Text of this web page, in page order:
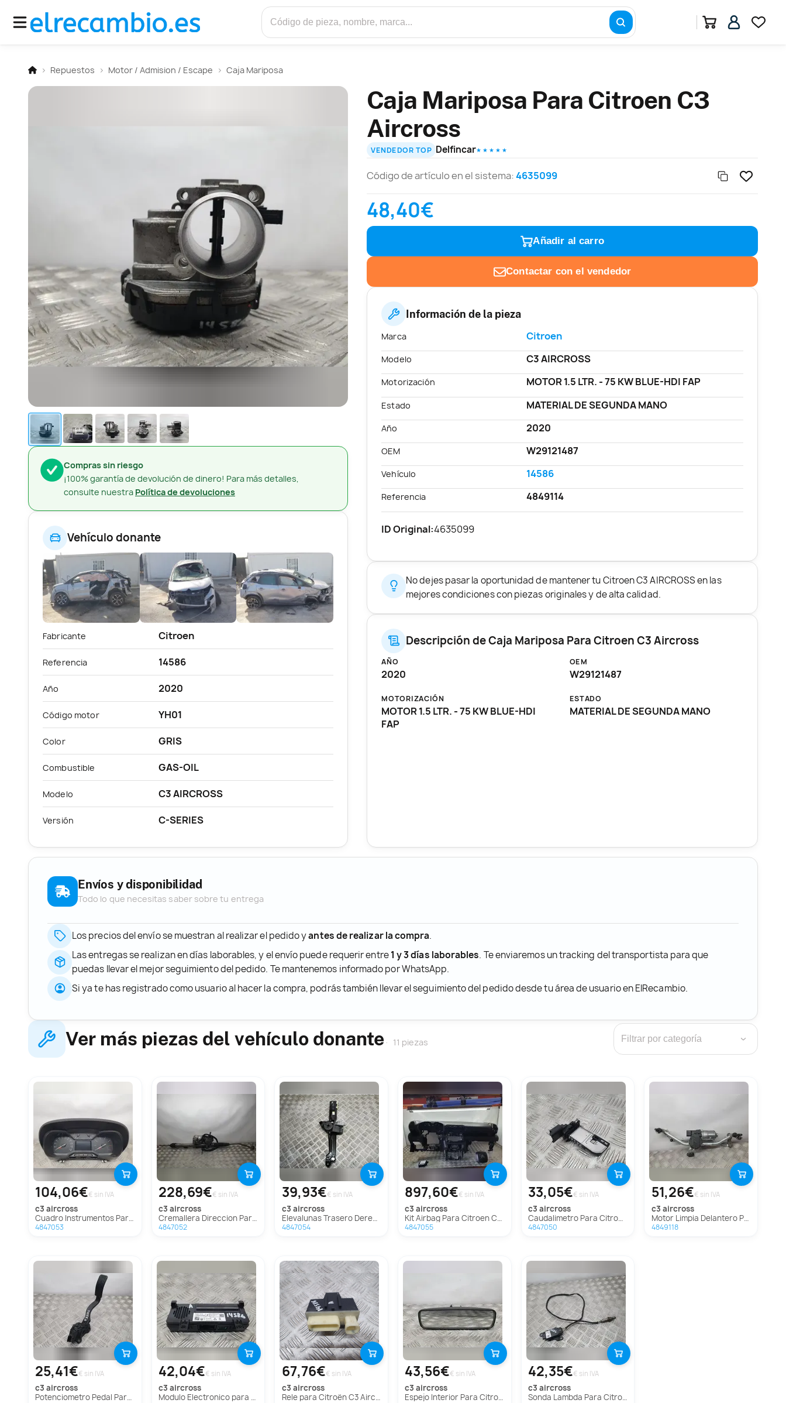
Repuestos Motor / Admision / Escape Caja Mariposa
Compras sin riesgo
¡100% garantía de devolución de dinero! Para más detalles,
consulte nuestra Política de devoluciones
Vehículo donante
Fabricante Citroen
Referencia 14586
Año 2020
Código motor YH01
Color GRIS
Combustible GAS-OIL
Modelo C3 AIRCROSS
Versión C-SERIES
Caja Mariposa Para Citroen C3
Aircross
VENDEDOR TOP Delfincar★ ★ ★ ★ ★
Código de artículo en el sistema:4635099
48,40€
Añadir al carro
Contactar con el vendedor
Información de la pieza
Marca Citroen
Modelo C3 AIRCROSS
Motorización MOTOR 1.5 LTR. - 75 KW BLUE-HDI FAP
Estado MATERIAL DE SEGUNDA MANO
Año 2020
OEM W29121487
Vehículo 14586
Referencia 4849114
ID Original:4635099
No dejes pasar la oportunidad de mantener tu Citroen C3 AIRCROSS en las
mejores condiciones con piezas originales y de alta calidad.
Descripción de Caja Mariposa Para Citroen C3 Aircross
AÑO
2020
OEM
W29121487
MOTORIZACIÓN
MOTOR 1.5 LTR. - 75 KW BLUE-HDI
FAP
ESTADO
MATERIAL DE SEGUNDA MANO
Envíos y disponibilidad
Todo lo que necesitas saber sobre tu entrega
Los precios del envío se muestran al realizar el pedido yantes de realizar la compra.
Las entregas se realizan en días laborables, y el envío puede requerir entre1 y 3 días laborables. Te enviaremos un tracking del transportista para que
puedas llevar el mejor seguimiento del pedido. Te mantenemos informado por WhatsApp.
Si ya te has registrado como usuario al hacer la compra, podrás también llevar el seguimiento del pedido desde tu área de usuario en ElRecambio.
Ver más piezas del vehículo donante 11 piezas ›
104,06€€ sin IVA
c3 aircross
Cuadro Instrumentos Para Citroen C3 Aircross
4847053
228,69€€ sin IVA
c3 aircross
Cremallera Direccion Para Citroen C3 Aircross
4847052
39,93€€ sin IVA
c3 aircross
Elevalunas Trasero Derecho Para Citroen C3 Aircross
4847054
897,60€€ sin IVA
c3 aircross
Kit Airbag Para Citroen C3 Aircross
4847055
33,05€€ sin IVA
c3 aircross
Caudalimetro Para Citroen C3 Aircross
4847050
51,26€€ sin IVA
c3 aircross
Motor Limpia Delantero Para Citroen C3 Aircross
4849118
25,41€€ sin IVA
c3 aircross
Potenciometro Pedal Para Citroen C3 Aircross
42,04€€ sin IVA
c3 aircross
Modulo Electronico para Citroen C3 Aircross
67,76€€ sin IVA
c3 aircross
Rele para Citroën C3 Aircross
43,56€€ sin IVA
c3 aircross
Espejo Interior Para Citroen C3 Aircross
42,35€€ sin IVA
c3 aircross
Sonda Lambda Para Citroen C3 Aircross